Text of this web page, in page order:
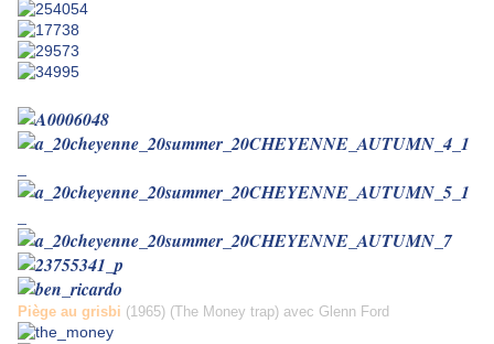
Piège au grisbi (1965) (The Money trap) avec Glenn Ford